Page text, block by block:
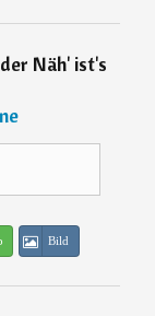
Näh' ist's
Bild